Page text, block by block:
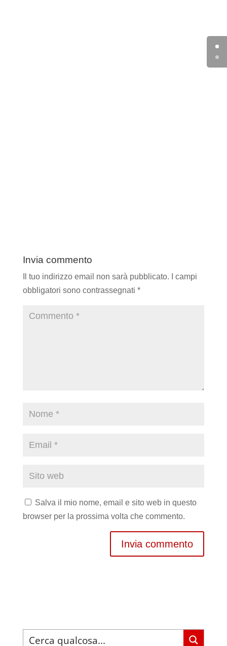
Invia commento
Il tuo indirizzo email non sarà pubblicato.
I campi
obbligatori sono contrassegnati *
Salva il mio nome, email e sito web in questo
browser per la prossima volta che commento.